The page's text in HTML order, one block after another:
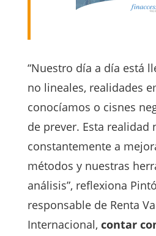
“Nuestro día a día está
no lineales, realidades
conocíamos o cisnes
de prever. Esta realidad
constantemente a
métodos y nuestras
análisis”, reflexiona
responsable de Renta
Internacional, contar